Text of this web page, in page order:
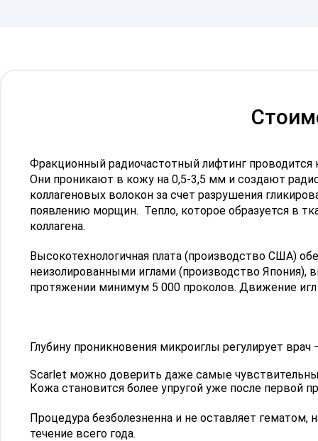
Фракционный радиочастотный лифтинг
Они проникают в кожу на 0,5-3,5 мм и создают
коллагеновых волокон за счет разрушения
появлению морщин. Тепло, которое образуется в
коллагена.
Высокотехнологичная плата (производство США)
неизолированными иглами (производство Япония),
протяжении минимум 5 000 проколов. Движение
Глубину проникновения микроиглы регулирует
Scarlet можно доверить даже самые
Кожа становится более упругой уже после первой
Процедура безболезненна и не оставляет
течение всего года.